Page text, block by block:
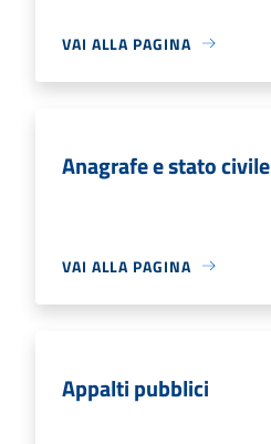
VAI ALLA PAGINA
Anagrafe e stato civile
VAI ALLA PAGINA
Appalti pubblici